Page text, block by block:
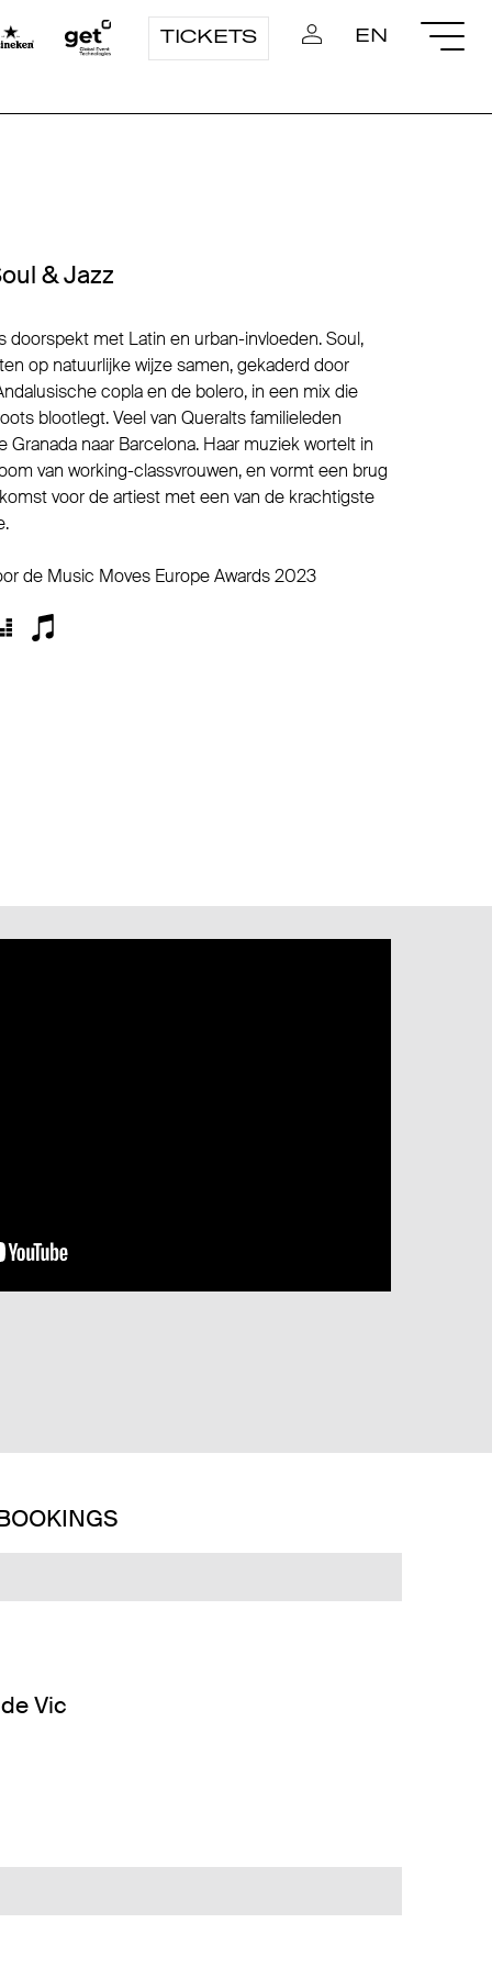
TICKETS EN
& Jazz
doorspekt met Latin en urban-invloeden. Soul,
op natuurlijke wijze samen, gekaderd door
copla en de bolero, in een mix die
blootlegt. Veel van Queralts familieleden
naar Barcelona. Haar muziek wortelt in
van working-classvrouwen, en vormt een brug
voor de artiest met een van de krachtigste
de Music Moves Europe Awards 2023
Vic